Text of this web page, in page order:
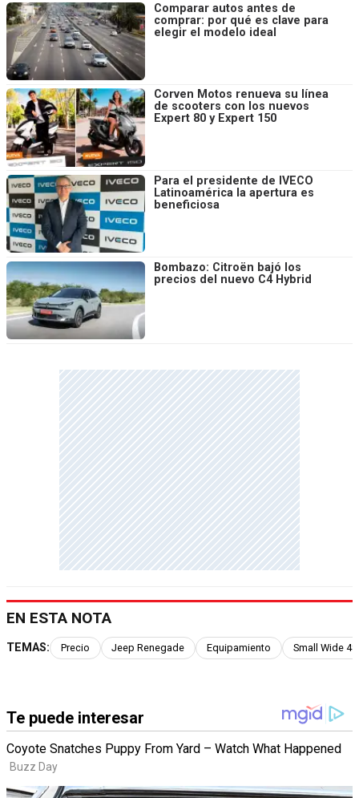
Comparar autos antes de
comprar: por qué es clave para
elegir el modelo ideal
Corven Motos renueva su línea
de scooters con los nuevos
Expert 80 y Expert 150
Para el presidente de IVECO
Latinoamérica la apertura es
beneficiosa
Bombazo: Citroën bajó los
precios del nuevo C4 Hybrid
EN ESTA NOTA
TEMAS: Precio Jeep Renegade Equipamiento Small Wide